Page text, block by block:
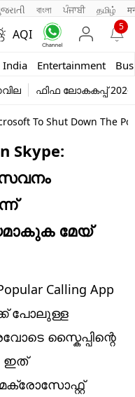
বাংলা ਪੰਜਾਬੀ தமிழ்
AQI
5
India Entertainment
ഫിഫ ലോകകപ്പ് 2026
To Shut Down The
Skype:
മേയ്
Calling App
പോലുള്ള
സ്കൈപ്പിന്റെ
ഇത്